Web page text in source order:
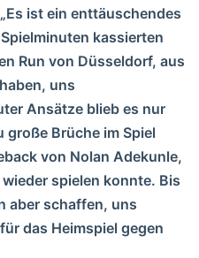
ist ein enttäuschendes
kassierten
Run von Düsseldorf, aus
uns
Ansätze blieb es nur
Brüche im Spiel
von Nolan Adekunle,
spielen konnte. Bis
aber schaffen, uns
das Heimspiel gegen